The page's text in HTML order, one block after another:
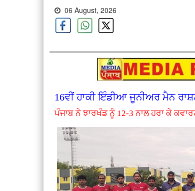
06 August, 2026
16ਵੀਂ ਹਾਕੀ ਇੰਡੀਆ ਜੂਨੀਅਰ ਮੈਨ
ਪੰਜਾਬ ਨੇ ਝਾਰਖੰਡ ਨੂੰ 12-3 ਨਾਲ ਹਰਾ ਕੇ